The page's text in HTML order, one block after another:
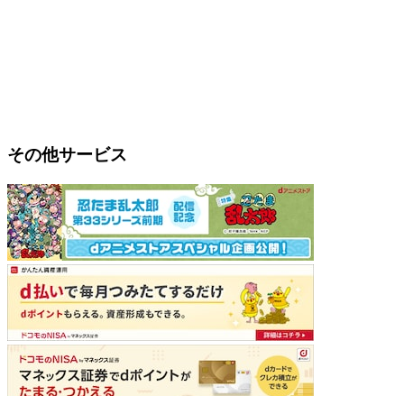
その他サービス